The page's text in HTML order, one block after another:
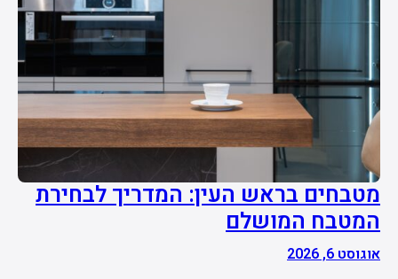
מטבחים בראש העין: המדריך לבחירת
המטבח המושלם
אוגוסט 6, 2026